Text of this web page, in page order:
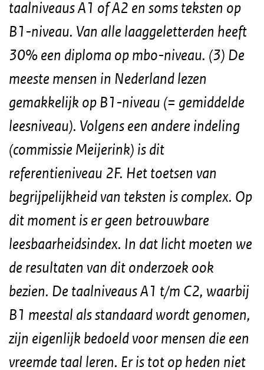
taalniveaus A1 of A2 en soms teksten op
B1-niveau. Van alle laaggeletterden heeft
30% een diploma op mbo-niveau. (3) De
meeste mensen in Nederland lezen
gemakkelijk op B1-niveau (= gemiddelde
leesniveau). Volgens een andere indeling
(commissie Meijerink) is dit
referentieniveau 2F. Het toetsen van
begrijpelijkheid van teksten is complex. Op
dit moment is er geen betrouwbare
leesbaarheidsindex. In dat licht moeten we
de resultaten van dit onderzoek ook
bezien. De taalniveaus A1 t/m C2, waarbij
B1 meestal als standaard wordt genomen,
zijn eigenlijk bedoeld voor mensen die een
vreemde taal leren. Er is tot op heden niet